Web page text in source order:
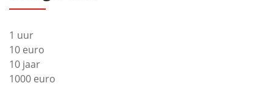
1 uur
10 euro
10 jaar
1000 euro